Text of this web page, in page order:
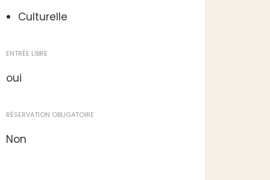
Culturelle
ENTRÉE LIBRE
oui
RÉSERVATION OBLIGATOIRE
Non